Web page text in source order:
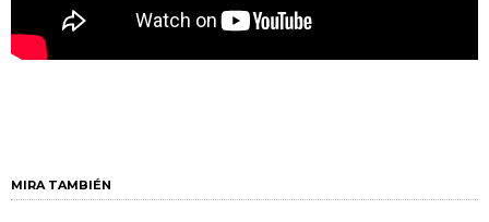
MIRA TAMBIÉN